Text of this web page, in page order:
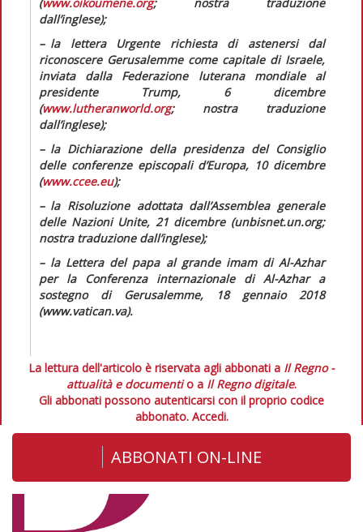
dall’inglese);
– la lettera
Urgente richiesta di astenersi dal
riconoscere Gerusalemme come capitale di Israele,
inviata dalla Federazione luterana mondiale al
presidente Trump, 6 dicembre
(www.lutheranworld.org; nostra traduzione
dall’inglese);
– la Dichiarazione della presidenza del Consiglio
delle conferenze episcopali d’Europa, 10 dicembre
(www.ccee.eu);
– la Risoluzione adottata dall’Assemblea generale
delle Nazioni Unite, 21 dicembre (unbisnet.un.org;
nostra traduzione dall’inglese);
– la Lettera del papa al grande imam di Al-Azhar
per la Conferenza internazionale di Al-Azhar a
sostegno di Gerusalemme, 18 gennaio 2018
(www.vatican.va).
La lettura dell'articolo è riservata agli abbonati a Il Regno -
attualità e documentio a Il Regno digitale.
Gli abbonati possono autenticarsi con il proprio codice
abbonato. Accedi.
ABBONATI ON-LINE